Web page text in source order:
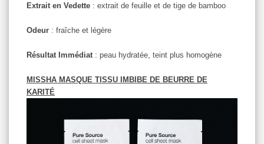
Extrait en Vedette : extrait de feuille et de tige de bamboo
Odeur : fraîche et légère
Résultat Immédiat : peau hydratée, teint plus homogène
MISSHA MASQUE TISSU IMBIBE DE BEURRE DE
KARITÉ